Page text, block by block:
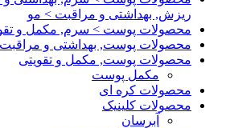
ریزش, بهداشتی و مراقبت > مو
محصولات پوست > سرم, مکمل و
محصولات پوست, بهداشتی و
محصولات پوست, مکمل و تقویتی
مکمل پوست
محصولات کره ای
محصولات کلینیک
آبرسان